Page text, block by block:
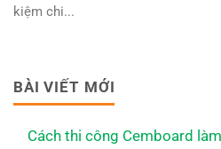
kiệm chi...
BÀI VIẾT MỚI
Cách thi công Cemboard